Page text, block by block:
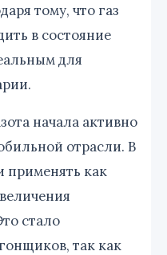
тому, что газ
в состояние
для
начала активно
отрасли. В
применять как
стало
так как